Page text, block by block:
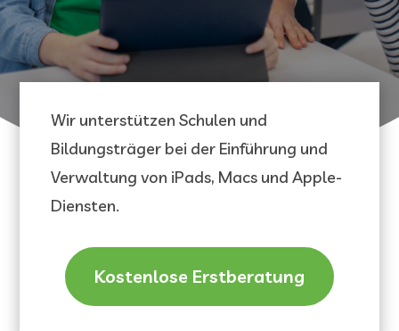
Wir unterstützen Schulen und
Bildungsträger bei der Einführung und
Verwaltung von iPads, Macs und Apple-
Diensten.
Kostenlose Erstberatung